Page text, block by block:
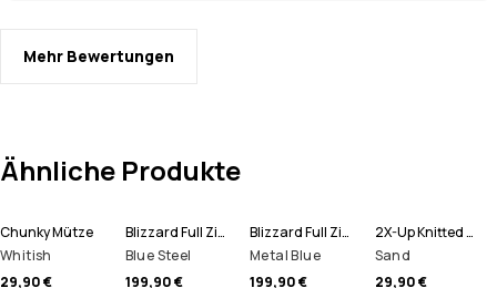
Mehr Bewertungen
Ähnliche Produkte
Chunky Mütze
Whitish
29,90 €
Blizzard Full Zip Snowboardjacke Herren
Blue Steel
199,90 €
Blizzard Full Zip Skijacke Herren
Metal Blue
199,90 €
2X-Up Knitted Schlauchtuch
Sand
29,90 €